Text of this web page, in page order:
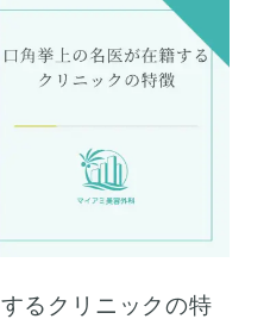
るクリニックの特